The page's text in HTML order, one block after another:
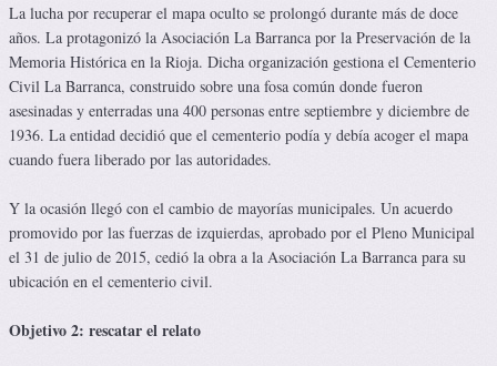
La lucha por recuperar el mapa oculto se prolongó durante más de doce
años. La protagonizó la Asociación La Barranca por la Preservación de la
Memoria Histórica en la Rioja. Dicha organización gestiona el Cementerio
Civil La Barranca, construido sobre una fosa común donde fueron
asesinadas y enterradas una 400 personas entre septiembre y diciembre de
1936. La entidad decidió que el cementerio podía y debía acoger el mapa
cuando fuera liberado por las autoridades.
Y la ocasión llegó con el cambio de mayorías municipales. Un acuerdo
promovido por las fuerzas de izquierdas, aprobado por el Pleno Municipal
el 31 de julio de 2015, cedió la obra a la Asociación La Barranca para su
ubicación en el cementerio civil.
Objetivo 2: rescatar el relato